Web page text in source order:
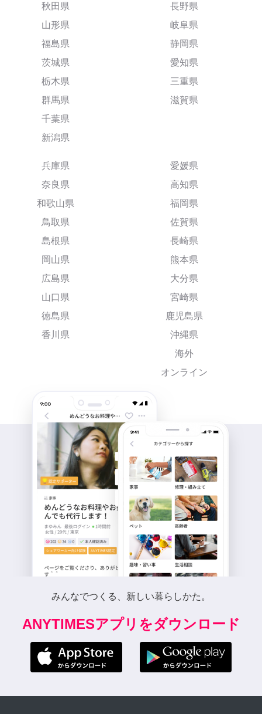
秋田県
山形県
福島県
茨城県
栃木県
群馬県
千葉県
新潟県
長野県
岐阜県
静岡県
愛知県
三重県
滋賀県
兵庫県
奈良県
和歌山県
鳥取県
島根県
岡山県
広島県
山口県
徳島県
香川県
愛媛県
高知県
福岡県
佐賀県
長崎県
熊本県
大分県
宮崎県
鹿児島県
沖縄県
海外
オンライン
みんなでつくる、新しい暮らしかた。
ANYTIMESアプリをダウンロード